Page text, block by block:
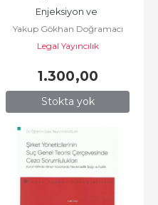
Stokta yok
Enjeksiyon ve
Sorumluluklar
Yakup Gökhan Doğramacı
Legal Yayıncılık
1.300,00